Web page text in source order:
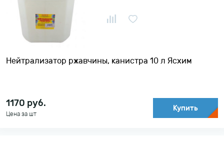
По убыванию цены
Нейтрализатор ржавчины, канистра 10 л Ясхим
1170 руб.
Цена за шт
Купить